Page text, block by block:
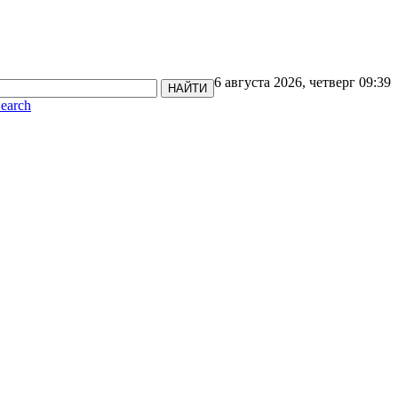
6 августа 2026, четверг 09:39
НАЙТИ